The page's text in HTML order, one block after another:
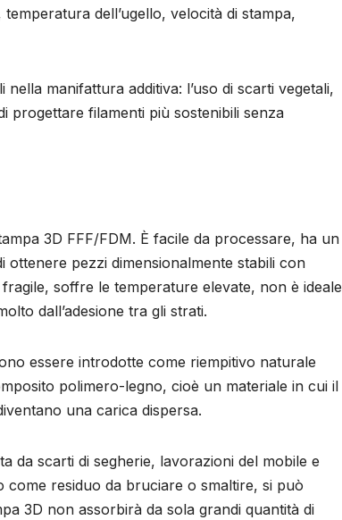
dell’ugello, velocità di stampa,
manifattura additiva: l’uso di scarti vegetali,
progettare filamenti più sostenibili senza
3D FFF/FDM. È facile da processare, ha un
pezzi dimensionalmente stabili con
soffre le temperature elevate, non è ideale
dall’adesione tra gli strati.
essere introdotte come riempitivo naturale
polimero-legno, cioè un materiale in cui il
una carica dispersa.
da scarti di segherie, lavorazioni del mobile e
residuo da bruciare o smaltire, si può
3D non assorbirà da sola grandi quantità di